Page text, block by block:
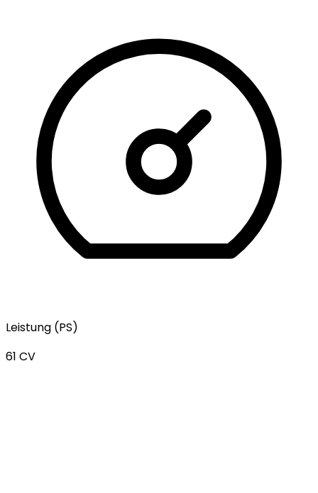
Leistung (PS)
61 CV